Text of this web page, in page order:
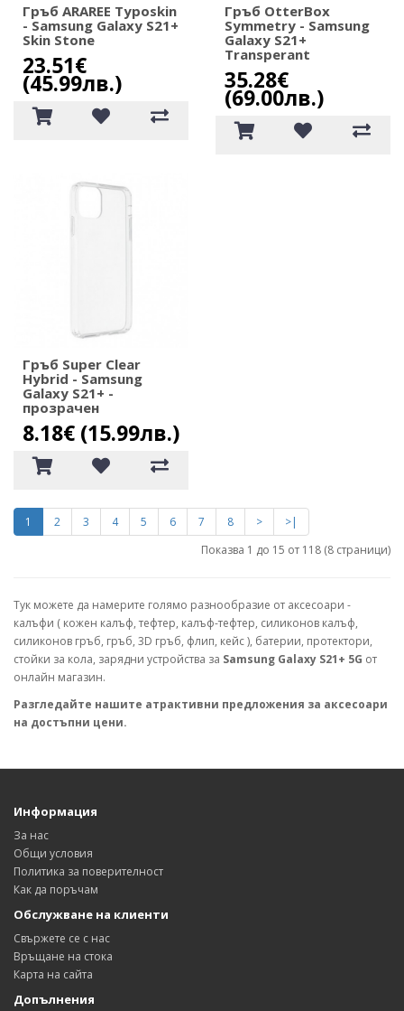
Гръб ARAREE Typoskin
- Samsung Galaxy S21+
Skin Stone
23.51€
(45.99лв.)
Гръб OtterBox
Symmetry - Samsung
Galaxy S21+
Transperant
35.28€
(69.00лв.)
Гръб Super Clear
Hybrid - Samsung
Galaxy S21+ -
прозрачен
8.18€ (15.99лв.)
1 2 3 4 5 6 7 8 >
>|
Показва 1 до 15 от 118 (8 страници)
Тук можете да намерите голямо разнообразие от аксесоари -
калъфи ( кожен калъф, тефтер, калъф-тефтер, силиконов калъф,
силиконов гръб, гръб, 3D гръб, флип, кейс ), батерии, протектори,
стойки за кола, зарядни устройства за Samsung Galaxy S21+ 5G от
онлайн магазин.
Разгледайте нашите атрактивни предложения за аксесоари
на достъпни цени.
Информация
За нас
Общи условия
Политика за поверителност
Как да поръчам
Обслужване на клиенти
Свържете се с нас
Връщане на стока
Карта на сайта
Допълнения